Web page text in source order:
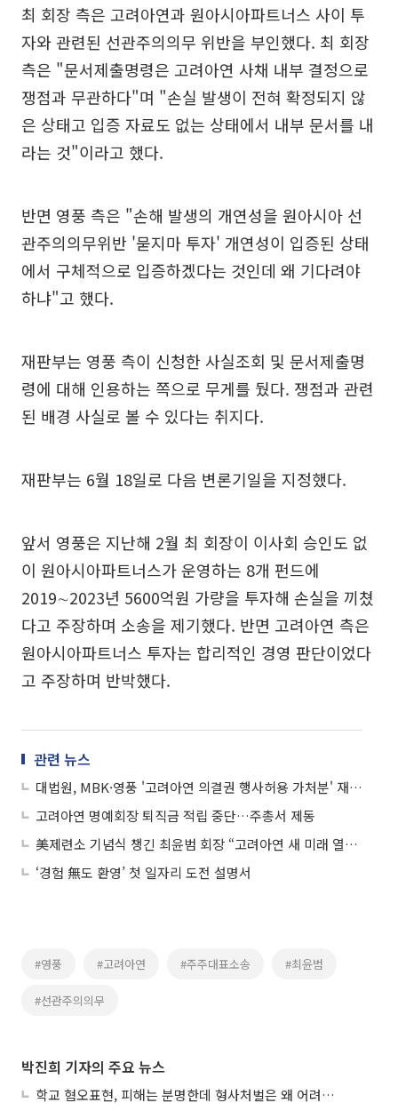
최 회장 측은 고려아연과 원아시아파트너스 사이 투
자와 관련된 선관주의의무 위반을 부인했다. 최 회장
측은 "문서제출명령은 고려아연 사채 내부 결정으로
쟁점과 무관하다"며 "손실 발생이 전혀 확정되지 않
은 상태고 입증 자료도 없는 상태에서 내부 문서를 내
라는 것"이라고 했다.
반면 영풍 측은 "손해 발생의 개연성을 원아시아 선
관주의의무위반 '묻지마 투자' 개연성이 입증된 상태
에서 구체적으로 입증하겠다는 것인데 왜 기다려야
하냐"고 했다.
재판부는 영풍 측이 신청한 사실조회 및 문서제출명
령에 대해 인용하는 쪽으로 무게를 뒀다. 쟁점과 관련
된 배경 사실로 볼 수 있다는 취지다.
재판부는 6월 18일로 다음 변론기일을 지정했다.
앞서 영풍은 지난해 2월 최 회장이 이사회 승인도 없
이 원아시아파트너스가 운영하는 8개 펀드에
2019∼2023년 5600억원 가량을 투자해 손실을 끼쳤
다고 주장하며 소송을 제기했다. 반면 고려아연 측은
원아시아파트너스 투자는 합리적인 경영 판단이었다
고 주장하며 반박했다.
관련 뉴스
대법원, MBK·영풍 '고려아연 의결권 행사허용 가처분' 재항고 기각
고려아연 명예회장 퇴직금 적립 중단…주총서 제동
美제련소 기념식 챙긴 최윤범 회장 “고려아연 새 미래 열려...최고 핵심광물 처리 시설 구축”
‘경험 無도 환영’ 첫 일자리 도전 설명서
#영풍 #고려아연 #주주대표소송 #최윤범
#선관주의의무
박진희 기자의 주요 뉴스
학교 혐오표현, 피해는 분명한데 형사처벌은 왜 어려울까?